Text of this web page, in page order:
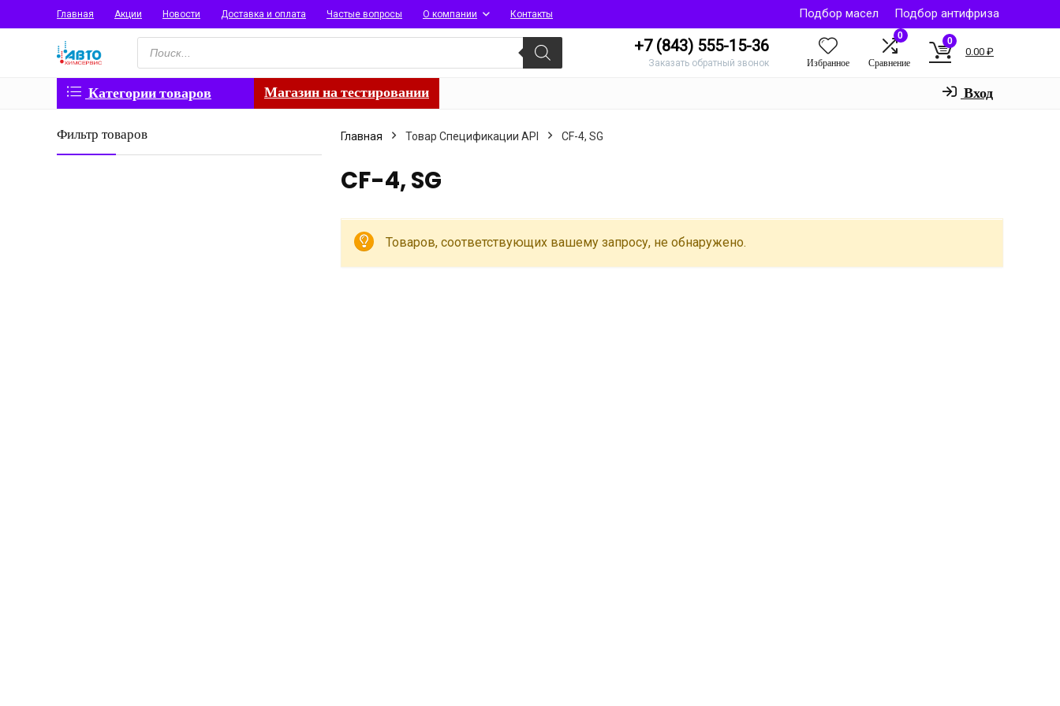
Главная Акции Новости Доставка и оплата Частые вопросы О компании Контакты Подбор масел
Подбор антифриза
Поиск
товаров
+7 (843) 555-15-36
Заказать обратный звонок Избранное
0
Сравнение
0
0.00 ₽
Категории товаров Магазин на тестировании Вход
Фильтр товаров Главная Товар Спецификации API CF-4, SG
CF-4, SG
Товаров, соответствующих вашему запросу, не обнаружено.